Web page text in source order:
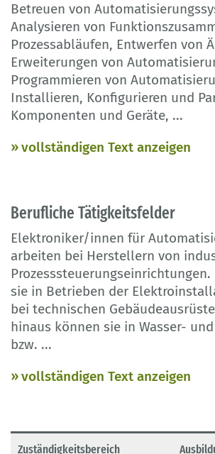
Betreuen von
Analysieren von
Prozessabläufen, Entwerfen von
Erweiterungen von
Programmieren von
Installieren, Konfigurieren und
Komponenten und Geräte, ...
vollständigen Text anzeigen
Berufliche Tätigkeitsfelder
Elektroniker/innen für
arbeiten bei Herstellern von
Prozesssteuerungseinrichtungen.
sie in Betrieben der
bei technischen
hinaus können sie in Wasser-
bzw. ...
vollständigen Text anzeigen
Zuständigkeitsbereich